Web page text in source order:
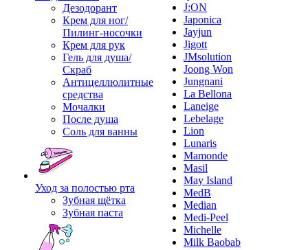
Дезодорант
Крем для ног/
Пилинг-носочки
Крем для рук
Гель для душа/
Скраб
Антицеллюлитные
средства
Мочалки
После душа
Соль для ванны
Уход за полостью рта
Зубная щётка
Зубная паста
J:ON
Japonica
Jayjun
Jigott
JMsolution
Joong Won
Jungnani
La Bellona
Laneige
Lebelage
Lion
Lunaris
Mamonde
Masil
May Island
MedB
Median
Medi-Peel
Michelle
Milk Baobab